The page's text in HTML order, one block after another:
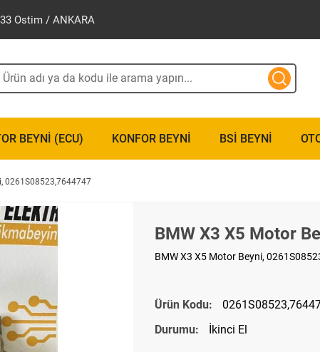
Ostim / ANKARA
BEYNI (ECU) KONFOR BEYNI BSI BEYNI
0261S08523,7644747
BMW X3 X5 Motor
BMW X3 X5 Motor Beyni,
Ürün Kodu:
Durumu:
İkinci El